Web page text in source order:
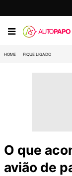
HOME FIQUE LIGADO
O que
avião de